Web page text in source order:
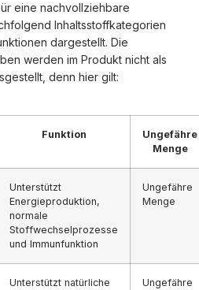
eine nachvollziehbare
Inhaltsstoffkategorien
dargestellt. Die
werden im Produkt nicht als
denn hier gilt:
Funktion
Ungefähre
Menge
Unterstützt
Energieproduktion,
normale
Stoffwechselprozesse
und Immunfunktion
Ungefähre
Menge
Unterstützt natürliche
Ungefähre